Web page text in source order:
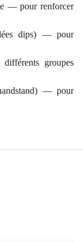
— pour renforcer
dips) — pour
groupes
— pour